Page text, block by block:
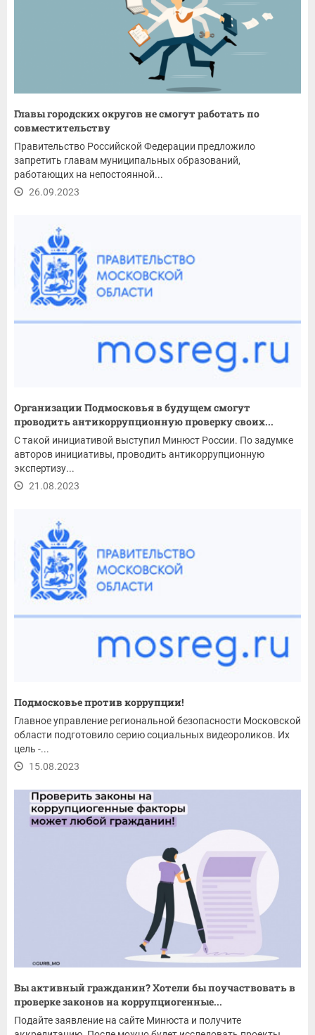
Главы городских округов не смогут работать по
совместительству
Правительство Российской Федерации предложило
запретить главам муниципальных образований,
работающих на непостоянной...
26.09.2023
Организации Подмосковья в будущем смогут
проводить антикоррупционную проверку своих...
С такой инициативой выступил Минюст России. По задумке
авторов инициативы, проводить антикоррупционную
экспертизу...
21.08.2023
Подмосковье против коррупции!
Главное управление региональной безопасности Московской
области подготовило серию социальных видеороликов. Их
цель -...
15.08.2023
Вы активный гражданин? Хотели бы поучаствовать в
проверке законов на коррупциогенные...
Подайте заявление на сайте Минюста и получите